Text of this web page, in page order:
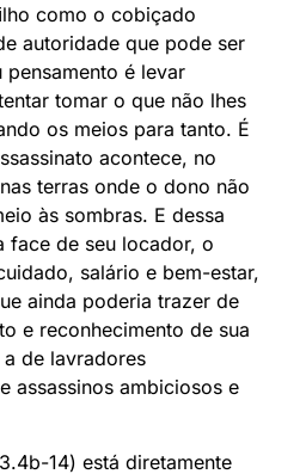
como o cobiçado
autoridade que pode ser
pensamento é levar
tomar o que não lhes
os meios para tanto. É
acontece, no
terras onde o dono não
às sombras. E dessa
face de seu locador, o
salário e bem-estar,
ainda poderia trazer de
e reconhecimento de sua
de lavradores
assassinos ambiciosos e
14) está diretamente